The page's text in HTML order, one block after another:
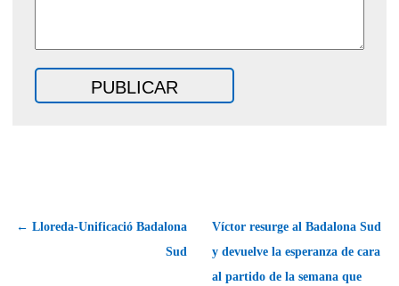
← Lloreda-Unificació Badalona
Sud
Víctor resurge al Badalona Sud
y devuelve la esperanza de cara
al partido de la semana que